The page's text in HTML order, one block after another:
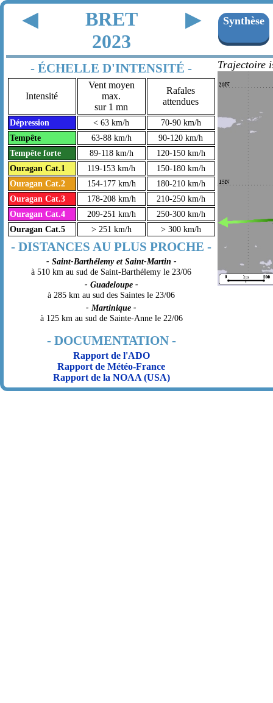
◀
BRET
2023
▶ Synthèse
- ÉCHELLE D'INTENSITÉ -
Intensité
Vent moyen
max.
sur 1 mn
Rafales
attendues
Dépression < 63 km/h
70-90 km/h
Tempête
63-88 km/h
90-120 km/h
Tempête forte
89-118 km/h
120-150 km/h
Ouragan Cat.1
119-153 km/h
150-180 km/h
Ouragan Cat.2
154-177 km/h
180-210 km/h
Ouragan Cat.3
178-208 km/h
210-250 km/h
Ouragan Cat.4
209-251 km/h
250-300 km/h
Ouragan Cat.5
> 251 km/h > 300 km/h
- DISTANCES AU PLUS PROCHE -
- Saint-Barthélemy et Saint-Martin -
à 510 km au sud de Saint-Barthélemy le 23/06
- Guadeloupe -
à 285 km au sud des Saintes le 23/06
- Martinique -
à 125 km au sud de Sainte-Anne le 22/06
- DOCUMENTATION -
Rapport de l'ADO
Rapport de Météo-France
Rapport de la NOAA (USA)
Trajectoire